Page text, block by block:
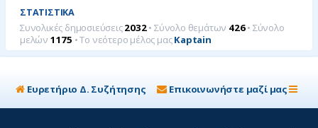
ΣΤΑΤΙΣΤΙΚΆ
Συνολικές δημοσιεύσεις2032• Σύνολο θεμάτων 426• Σύνολο
μελών 1175 • Το νεότερο μέλος μαςKaptain
Ευρετήριο Δ. Συζήτησης Επικοινωνήστε μαζί μας